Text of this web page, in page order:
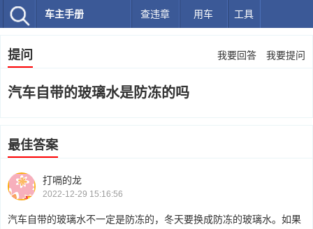
车主手册 查违章 用车 工具
提问 我要回答 我要提问
汽车自带的玻璃水是防冻的吗
最佳答案
打嗝的龙
2022-12-29 15:16:56
汽车自带的玻璃水不一定是防冻的，冬天要换成防冻的玻璃水。如果